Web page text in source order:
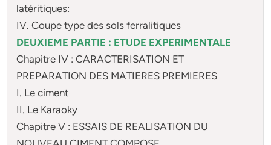
latéritiques:
IV. Coupe type des sols ferralitiques
DEUXIEME PARTIE : ETUDE EXPERIMENTALE
Chapitre IV : CARACTERISATION ET
PREPARATION DES MATIERES PREMIERES
I. Le ciment
II. Le Karaoky
Chapitre V : ESSAIS DE REALISATION DU